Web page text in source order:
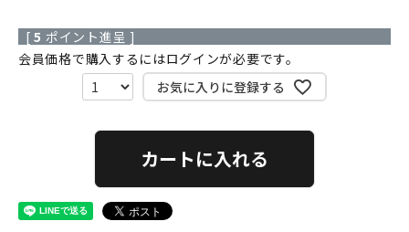
[ 5 ポイント進呈 ]
会員価格で購入するにはログインが必要です。
お気に入りに登録する
カートに入れる